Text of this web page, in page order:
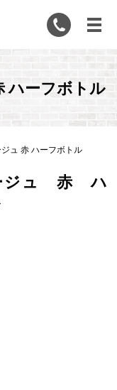
ハーフボトル
ュ 赤 ハーフボトル
ジュ 赤 ハ